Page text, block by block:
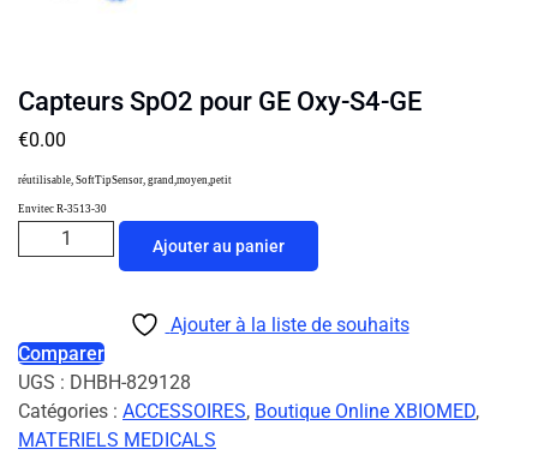
Capteurs SpO2 pour GE Oxy-S4-GE
€0.00
réutilisable, SoftTipSensor, grand,moyen,petit
Envitec R-3513-30
Ajouter au panier
Ajouter à la liste de souhaits
Comparer
UGS : DHBH-829128
Catégories : ACCESSOIRES, Boutique Online XBIOMED,
MATERIELS MEDICALS